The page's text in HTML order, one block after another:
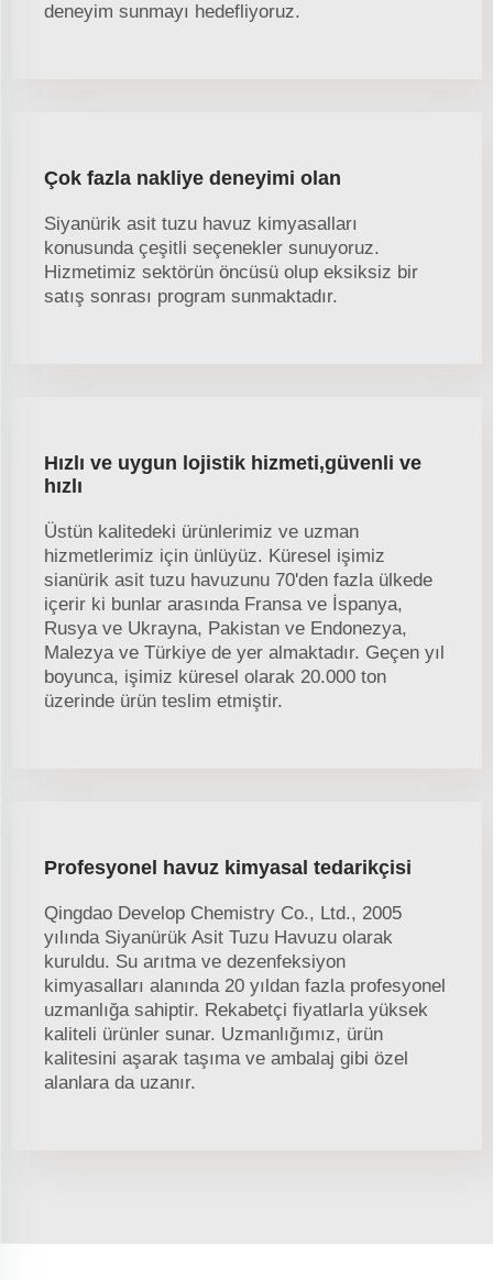
deneyim sunmayı hedefliyoruz.
Çok fazla nakliye deneyimi olan
Siyanürik asit tuzu havuz kimyasalları
konusunda çeşitli seçenekler sunuyoruz.
Hizmetimiz sektörün öncüsü olup eksiksiz bir
satış sonrası program sunmaktadır.
Hızlı ve uygun lojistik hizmeti,güvenli ve
hızlı
Üstün kalitedeki ürünlerimiz ve uzman
hizmetlerimiz için ünlüyüz. Küresel işimiz
sianürik asit tuzu havuzunu 70'den fazla ülkede
içerir ki bunlar arasında Fransa ve İspanya,
Rusya ve Ukrayna, Pakistan ve Endonezya,
Malezya ve Türkiye de yer almaktadır. Geçen yıl
boyunca, işimiz küresel olarak 20.000 ton
üzerinde ürün teslim etmiştir.
Profesyonel havuz kimyasal tedarikçisi
Qingdao Develop Chemistry Co., Ltd., 2005
yılında Siyanürük Asit Tuzu Havuzu olarak
kuruldu. Su arıtma ve dezenfeksiyon
kimyasalları alanında 20 yıldan fazla profesyonel
uzmanlığa sahiptir. Rekabetçi fiyatlarla yüksek
kaliteli ürünler sunar. Uzmanlığımız, ürün
kalitesini aşarak taşıma ve ambalaj gibi özel
alanlara da uzanır.